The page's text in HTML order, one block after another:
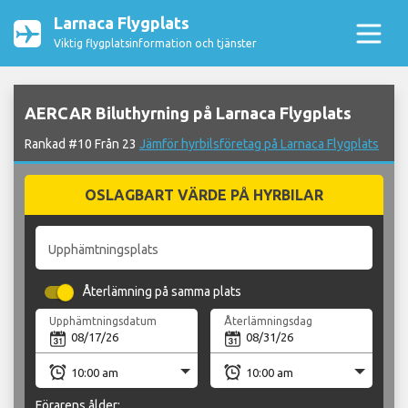
Larnaca Flygplats
Viktig flygplatsinformation och tjänster
AERCAR Biluthyrning på Larnaca Flygplats
Rankad #10 Från 23 Jämför hyrbilsföretag på Larnaca Flygplats
OSLAGBART VÄRDE PÅ HYRBILAR
Upphämtningsplats
Återlämning på samma plats
Upphämtningsdatum Återlämningsdag